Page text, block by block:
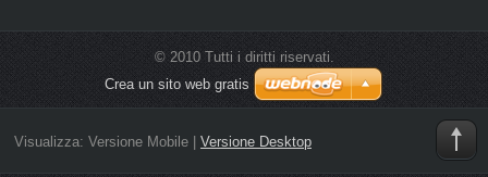
© 2010 Tutti i diritti riservati.
Crea un sito web gratis
Visualizza: Versione Mobile| Versione Desktop